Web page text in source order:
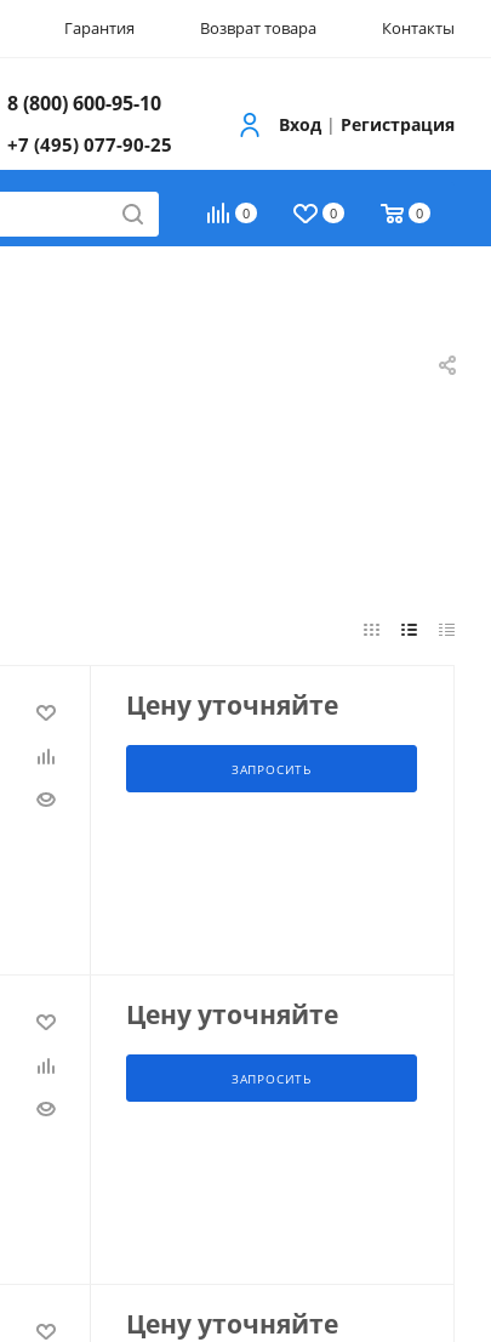
Гарантия Возврат товара Контакты
8 (800) 600-95-10
+7 (495) 077-90-25
Вход | Регистрация
0 0 0
Цену уточняйте
ЗАПРОСИТЬ
Цену уточняйте
ЗАПРОСИТЬ
Цену уточняйте